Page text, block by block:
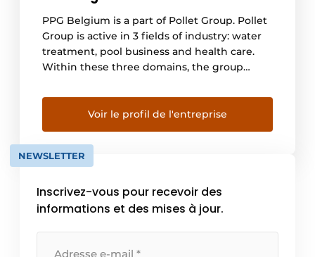
PPG Belgium is a part of Pollet Group. Pollet
Group is active in 3 fields of industry: water
treatment, pool business and health care.
Within these three domains, the group
East and Africa. We work closely with
customers and partners all over the world.
We owe our program of […]
Voir le profil de l'entreprise
NEWSLETTER
Inscrivez-vous pour recevoir des
informations et des mises à jour.